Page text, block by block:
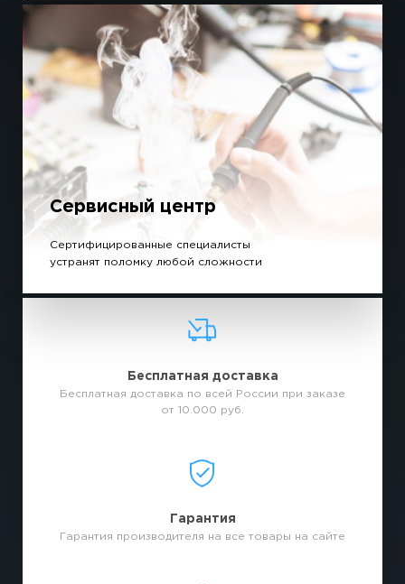
Сервисный центр
Сертифицированные специалисты
устранят поломку любой сложности
Бесплатная доставка
Бесплатная доставка по всей России при заказе
от 10.000 руб.
Гарантия
Гарантия производителя на все товары на сайте